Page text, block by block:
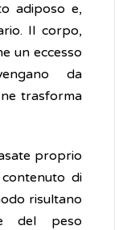
adiposo e,
Il corpo,
un eccesso
da
trasforma
proprio
di
risultano
del peso